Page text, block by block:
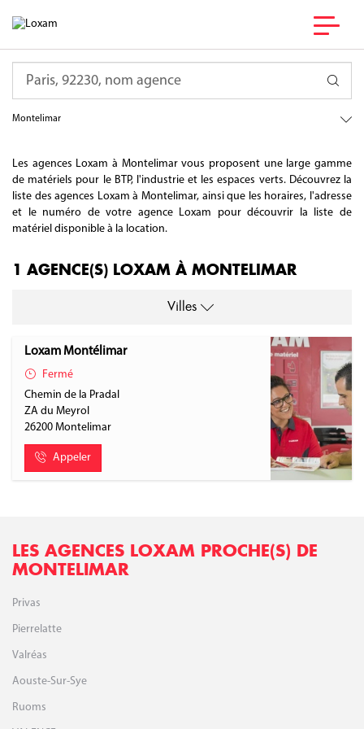
Montelimar
Les agences Loxam à Montelimar vous proposent une large gamme
de matériels pour le BTP, l'industrie et les espaces verts. Découvrez la
liste des agences Loxam à Montelimar, ainsi que les horaires, l'adresse
et le numéro de votre agence Loxam pour découvrir la liste de
matériel disponible à la location.
1 AGENCE(S) LOXAM À MONTELIMAR
Villes
Loxam Montélimar
Fermé
Chemin de la Pradal
ZA du Meyrol
26200 Montelimar
Appeler
LES AGENCES LOXAM PROCHE(S) DE
MONTELIMAR
Privas
Pierrelatte
Valréas
Aouste-Sur-Sye
Ruoms